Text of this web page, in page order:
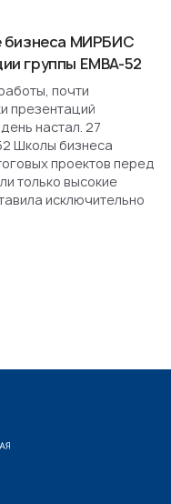
бизнеса МИРБИС
группы EMBA-52
почти
презентаций
настал. 27
Школы бизнеса
проектов перед
только высокие
исключительно